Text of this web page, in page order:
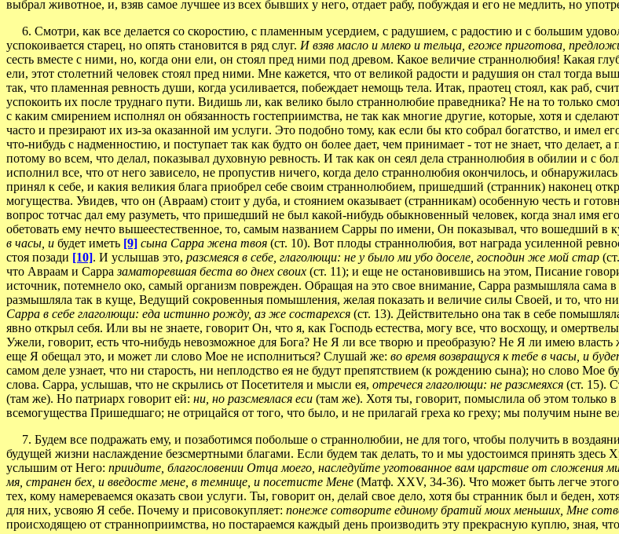
выбрал животное, и, взяв самое лучшее из всех бывших у него, отдает рабу, побуждая и его не медлить, но
6. Смотри, как все делается со скоростию, с пламенным усердием, с радушием, с радостию и с большим
успокоивается старец, но опять становится в ряд слуг. И взяв масло и млеко и тельца, егоже приготова,
сесть вместе с ними, но, когда они ели, он стоял пред ними под древом. Какое величие страннолюбия! Какая
ели, этот столетний человек стоял пред ними. Мне кажется, что от великой радости и радушия он стал тогда
так, что пламенная ревность души, когда усиливается, побеждает немощь тела. Итак, праотец стоял, как раб,
успокоить их после труднаго пути. Видишь ли, как велико было страннолюбие праведника? Не на то только
с каким смирением исполнял он обязанность гостеприимства, не так как многие другие, которые, хотя и
часто и презирают их из-за оказанной им услуги. Это подобно тому, как если бы кто собрал богатство, и имел
что-нибудь с надменностию, и поступает так как будто он более дает, чем принимает - тот не знает, что делает,
потому во всем, что делал, показывал духовную ревность. И так как он сеял дела страннолюбия в обилии и с
исполнил все, что от него зависело, не пропустив ничего, когда дело страннолюбия окончилось, и
принял к себе, и какия великия блага приобрел себе своим страннолюбием, пришедший (странник) наконец
могущества. Увидев, что он (Авраам) стоит у дуба, и стоянием оказывает (странникам) особенную честь и
вопрос тотчас дал ему разуметь, что пришедший не был какой-нибудь обыкновенный человек, когда знал имя
обетовать ему нечто вышеестественное, то, самым названием Сарры по имени, Он показывал, что вошедший в
в часы, и будет иметь [9] сына Сарра жена твоя (ст. 10). Вот плоды страннолюбия, вот награда усиленной
стоя позади [10]. И услышав это, разсмеяся в себе, глаголющи: не у было ми убо доселе, господин же мой стар
что Авраам и Сарразаматоревшая беста во днех своих (ст. 11); и еще не остановившись на этом, Писание
источник, потемнело око, самый организм поврежден. Обращая на это свое внимание, Сарра размышляла сама
размышляла так в куще, Ведущий сокровенныя помышления, желая показать и величие силы Своей, и то, что
Сарра в себе глаголющи: еда истинно рожду, аз же состарехся (ст. 13). Действительно она так в себе
явно открыл себя. Или вы не знаете, говорит Он, что я, как Господь естества, могу все, что восхощу, и
Ужели, говорит, есть что-нибудь невозможное для Бога? Не Я ли все творю и преобразую? Не Я ли имею власть
еще Я обещал это, и может ли слово Мое не исполниться? Слушай же: во время возвращуся к тебе в часы, и
самом деле узнает, что ни старость, ни неплодство ея не будут препятствием (к рождению сына); но слово
слова. Сарра, услышав, что не скрылись от Посетителя и мысли ея, отречеся глаголющи: не разсмеяхся (ст. 15).
(там же). Но патриарх говорит ей: ни, но разсмеялася еси (там же). Хотя ты, говорит, помыслила об этом только
всемогущества Пришедшаго; не отрицайся от того, что было, и не прилагай греха ко греху; мы получим ныне
7. Будем все подражать ему, и позаботимся побольше о страннолюбии, не для того, чтобы получить в
будущей жизни наслаждение безсмертными благами. Если будем так делать, то и мы удостоимся принять
услышим от Него: приидите, благословении Отца моего, наследуйте уготованное вам царствие от сложения
мя, странен бех, и введосте мене, в темнице, и посетисте Мене (Матф. XXV, 34-36). Что может быть легче
тех, кому намереваемся оказать свои услуги. Ты, говорит он, делай свое дело, хотя бы странник был и беден,
для них, усвояю Я себе. Почему и присовокупляет: понеже сотворите единому братий моих меньших, Мне
происходящею от странноприимства, но постараемся каждый день производить эту прекрасную куплю, зная,